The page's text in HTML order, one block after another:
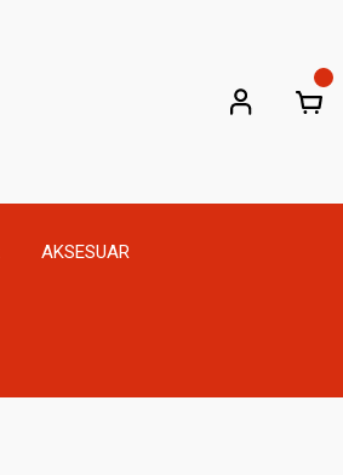
AKSESUAR